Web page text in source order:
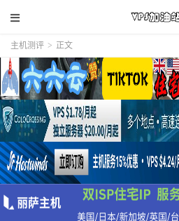
主机测评 > 正文